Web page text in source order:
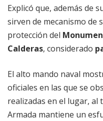
Explicó que, además de
sirven de mecanismo de
protección del
Calderas, considerado
El alto mando naval
oficiales en las que se
realizadas en el lugar, al
Armada mantiene un